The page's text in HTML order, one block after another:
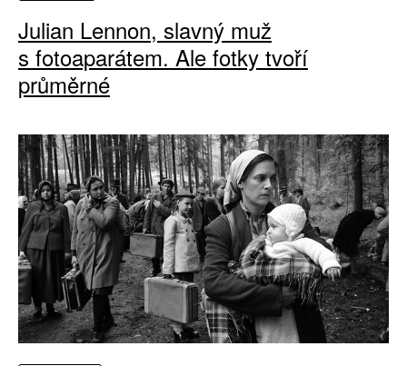
Julian Lennon, slavný muž
s fotoaparátem. Ale fotky tvoří
průměrné